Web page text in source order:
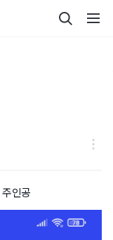
인공